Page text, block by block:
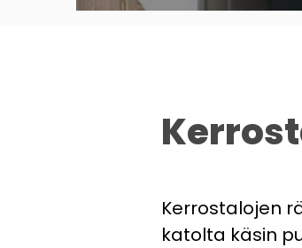
Kerrostalojen
katolta käsin